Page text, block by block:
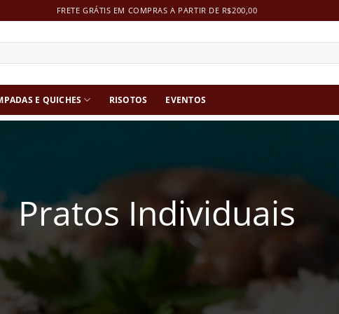
FRETE GRÁTIS EM COMPRAS A PARTIR DE R$200,00
E QUICHES RISOTOS EVENTOS
Pratos Individuais